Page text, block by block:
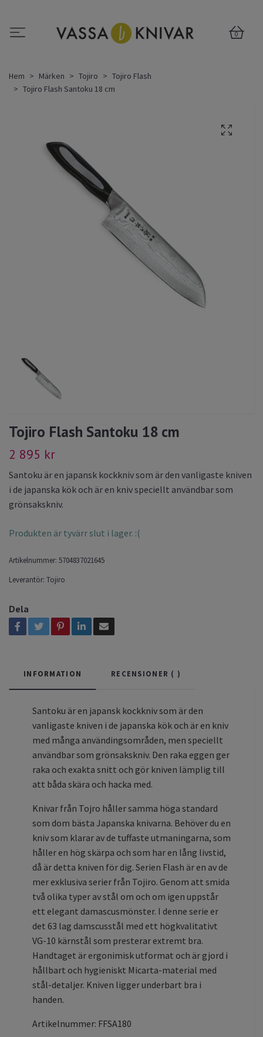
0
Hem Märken Tojiro
Tojiro Flash
Tojiro Flash Santoku 18 cm
Tojiro Flash Santoku 18 cm
2 895 kr
Santoku är en japansk kockkniv som är den vanligaste kniven
i de japanska kök och är en kniv speciellt användbar som
grönsakskniv.
Produkten är tyvärr slut i lager. :(
Artikelnummer: 5704837021645
Leverantör: Tojiro
Dela
INFORMATION RECENSIONER ( )
Santoku är en japansk kockkniv som är den
vanligaste kniven i de japanska kök och är en kniv
med många användingsområden, men speciellt
användbar som grönsakskniv. Den raka eggen ger
raka och exakta snitt och gör kniven lämplig till
att båda skära och hacka med.
Knivar från Tojro håller samma höga standard
som dom bästa Japanska knivarna. Behöver du en
kniv som klarar av de tuffaste utmaningarna, som
håller en hög skärpa och som har en lång livstid,
då är detta kniven för dig. Serien Flash är en av de
mer exklusiva serier från Tojiro. Genom att smida
två olika typer av stål om och om igen uppstår
ett elegant damascusmönster. I denne serie er
det 63 lag damscusstål med ett högkvalitativt
VG-10 kärnstål som presterar extremt bra.
Handtaget är ergonimisk utformat och är gjord i
hållbart och hygieniskt Micarta-material med
stål-detaljer. Kniven ligger underbart bra i
handen.
Artikelnummer: FFSA180